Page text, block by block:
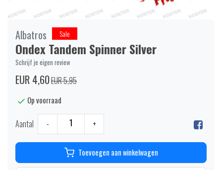
Albatros Sale
Ondex Tandem Spinner Silver
Schrijf je eigen review
EUR 4,60EUR 5,95
Op voorraad
Aantal - +
Toevoegen aan winkelwagen